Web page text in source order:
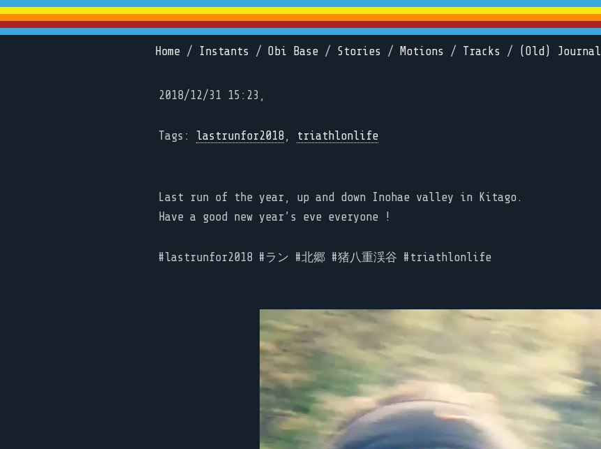
Home / Instants / Obi Base / Stories / Motions / Tracks / (Old) Journal
2018/12/31 15:23,
Tags: lastrunfor2018, triathlonlife
Last run of the year, up and down Inohae valley in Kitago.
Have a good new year’s eve everyone !
#lastrunfor2018 #ラン #北郷 #猪八重渓谷 #triathlonlife